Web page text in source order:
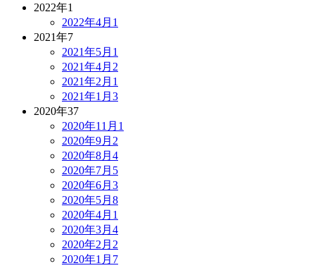
2022年1
2022年4月 1
2021年7
2021年5月 1
2021年4月 2
2021年2月 1
2021年1月 3
2020年37
2020年11月 1
2020年9月 2
2020年8月 4
2020年7月 5
2020年6月 3
2020年5月 8
2020年4月 1
2020年3月 4
2020年2月 2
2020年1月 7